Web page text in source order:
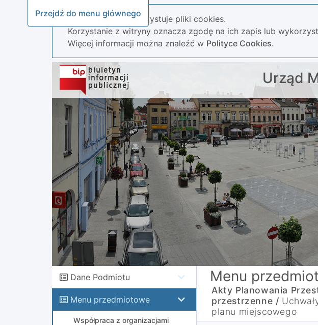
Przejdź do menu głównego
Nasza strona wykorzystuje pliki cookies.
Korzystanie z witryny oznacza zgodę na ich zapis lub
Więcej informacji można znaleźć w Polityce Cookies.
Urząd
Dane Podmiotu
Menu przedmiotowe
Współpraca z organizacjami
Menu
Akty Planowania
przestrzenne /
planu miejscowego